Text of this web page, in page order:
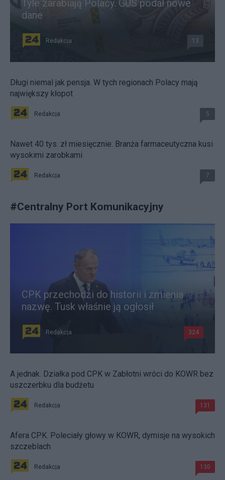
Tyle zarabiają Polacy. GUS podał nowe
dane
Redakcja 13
Długi niemal jak pensja. W tych regionach Polacy mają
największy kłopot
Redakcja 5
Nawet 40 tys. zł miesięcznie. Branża farmaceutyczna kusi
wysokimi zarobkami
Redakcja 7
#Centralny Port Komunikacyjny
CPK przechodzi do historii i zmienia
nazwę. Tusk właśnie ją ogłosił
Redakcja 324
A jednak. Działka pod CPK w Zabłotni wróci do KOWR bez
uszczerbku dla budżetu
Redakcja 131
Afera CPK. Poleciały głowy w KOWR, dymisje na wysokich
szczeblach
Redakcja 130